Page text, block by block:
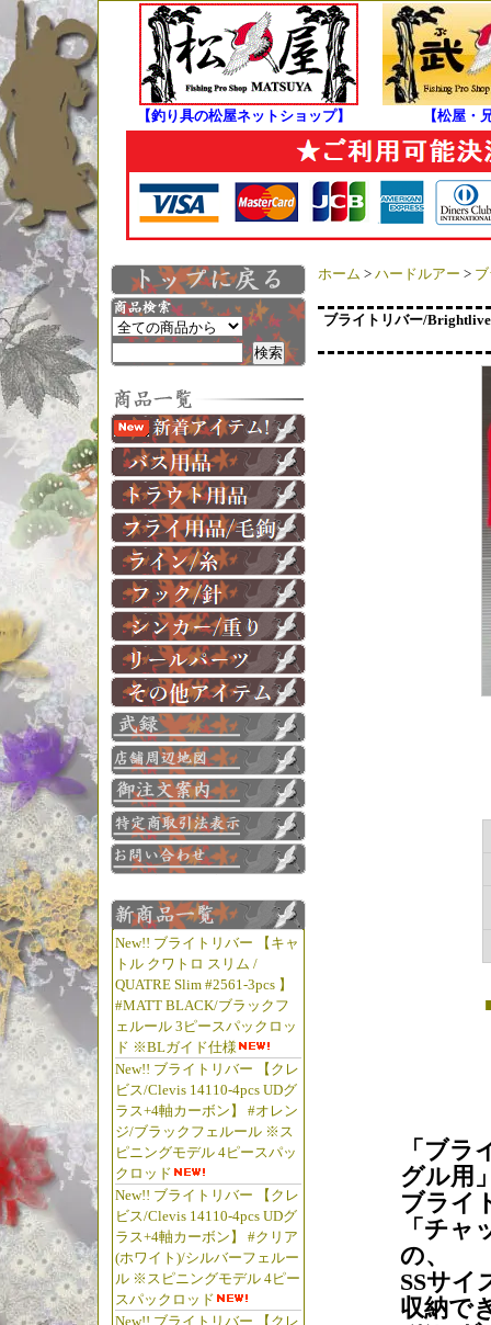
【釣り具の松屋ネットショップ】 【松屋・
New!! ブライトリバー 【キャ
トル クワトロ スリム /
QUATRE Slim #2561-3pcs 】
#MATT BLACK/ブラックフ
ェルール 3ピースパックロッ
ド ※BLガイド仕様
New!! ブライトリバー 【クレ
ビス/Clevis 14110-4pcs UDグ
ラス+4軸カーボン】 #オレン
ジ/ブラックフェルール ※ス
ピニングモデル 4ピースパッ
クロッド
New!! ブライトリバー 【クレ
ビス/Clevis 14110-4pcs UDグ
ラス+4軸カーボン】 #クリア
(ホワイト)/シルバーフェルー
ル ※スピニングモデル 4ピー
スパックロッド
New!! ブライトリバー 【クレ
ホーム > ハードルアー >
ブライトリバー/
「ブ
グル用
ブライ
「チ
の、
SSサイ
収納で